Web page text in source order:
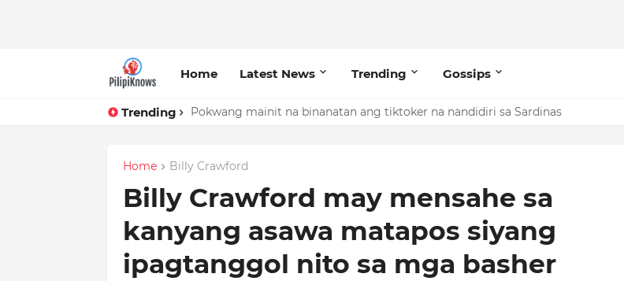
Home Latest News Trending Gossips
Trending Pokwang mainit na binanatan ang tiktoker na nandidiri sa Sardinas
Home Billy Crawford
Billy Crawford may mensahe sa
kanyang asawa matapos siyang
ipagtanggol nito sa mga basher